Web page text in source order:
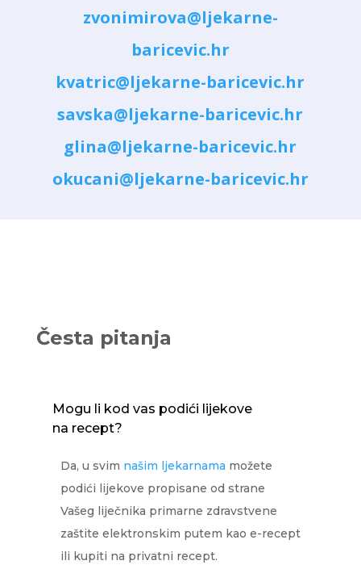
zvonimirova@ljekarne-
baricevic.hr
kvatric@ljekarne-baricevic.hr
savska@ljekarne-baricevic.hr
glina@ljekarne-baricevic.hr
okucani@ljekarne-baricevic.hr
Česta pitanja
Mogu li kod vas podići lijekove
na recept?
Da, u svim našim ljekarnama možete
podići lijekove propisane od strane
Vašeg liječnika primarne zdravstvene
zaštite elektronskim putem kao e-recept
ili kupiti na privatni recept.